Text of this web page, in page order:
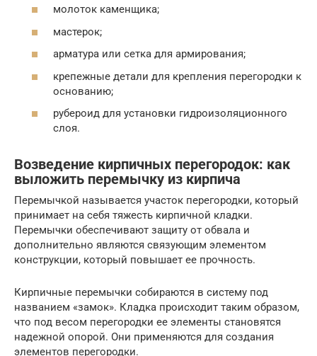
молоток каменщика;
мастерок;
арматура или сетка для армирования;
крепежные детали для крепления перегородки к
основанию;
рубероид для установки гидроизоляционного
слоя.
Возведение кирпичных перегородок: как
выложить перемычку из кирпича
Перемычкой называется участок перегородки, который
принимает на себя тяжесть кирпичной кладки.
Перемычки обеспечивают защиту от обвала и
дополнительно являются связующим элементом
конструкции, который повышает ее прочность.
Кирпичные перемычки собираются в систему под
названием «замок». Кладка происходит таким образом,
что под весом перегородки ее элементы становятся
надежной опорой. Они применяются для создания
элементов перегородки.